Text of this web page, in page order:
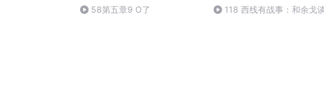
58第五章9 O了
118 西线有战事：和余戈